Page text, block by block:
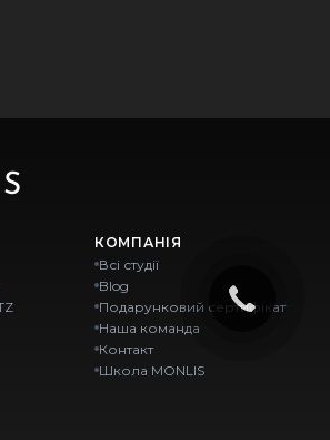
КОМПАНІЯ
Всі студії
Blog
Подарунковий сертифікат
Наша команда
Контакт
Школа MONLIS